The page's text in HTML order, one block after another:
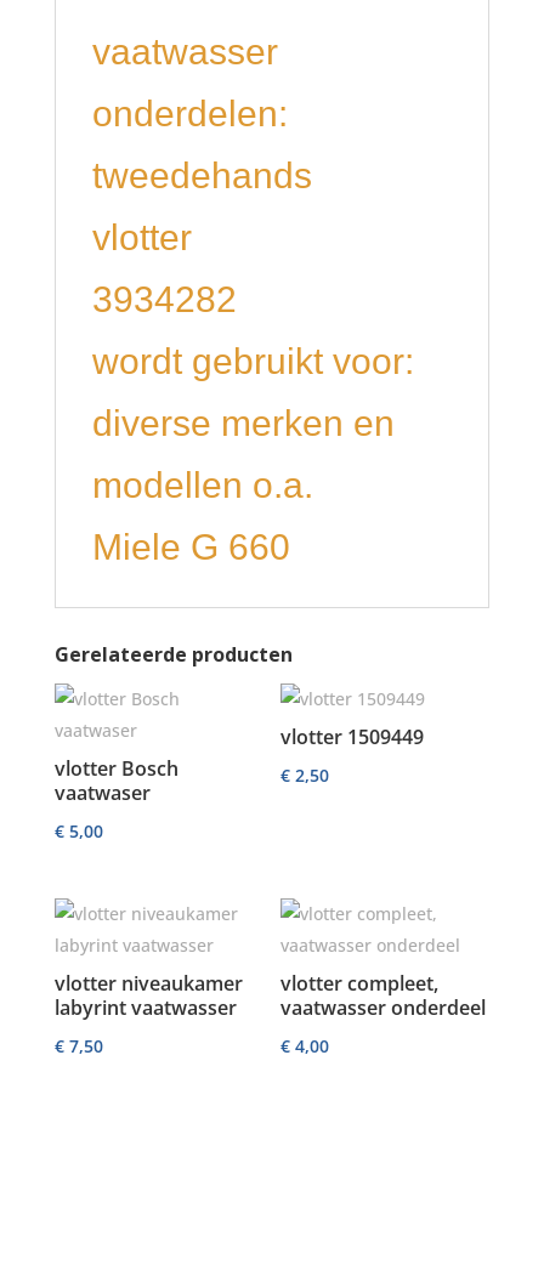
vaatwasser
onderdelen:
tweedehands
vlotter
3934282
wordt gebruikt voor:
diverse merken en
modellen o.a.
Miele G 660
Gerelateerde producten
vlotter Bosch
vaatwaser
€5,00
vlotter 1509449
€ 2,50
vlotter niveaukamer
labyrint vaatwasser
€7,50
vlotter compleet,
vaatwasser onderdeel
€ 4,00